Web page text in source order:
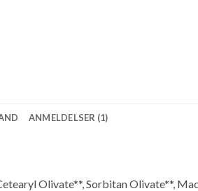
ANMELDELSER (1)
Olivate**, Sorbitan Olivate**,